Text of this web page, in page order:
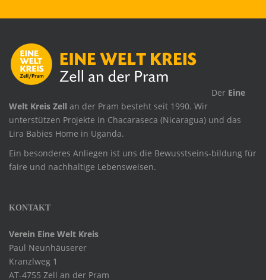
Der Eine
Welt Kreis Zell an der Pram besteht seit 1990. Wir
unterstützen Projekte in Chacaraseca (Nicaragua) und das
Lira Babies Home in Uganda.
Ein besonderes Anliegen ist uns die Bewusstseins-bildung für
faire und nachhaltige Lebensweisen.
KONTAKT
Verein Eine Welt Kreis
Paul Neunhäuserer
Kranzlweg 1
AT-4755 Zell an der Pram